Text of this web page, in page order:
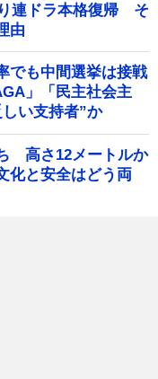
連ドラ本格復帰 そ
由
でも中間選挙は接戦
」「民主社会主
い支持者”か
高さ12メートルか
化と安全はどう両